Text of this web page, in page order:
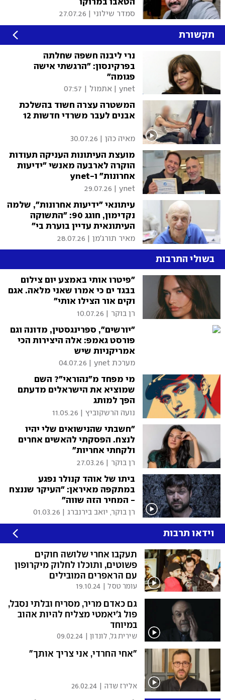
הטאבו במרוקו
סמדר שילוני 27.07.26
תקשורת
נרי ליבנה חשפה שחלתה
בפרקינסון: "הרגשתי אישה
פגומה"
ynet אתמול | 07:57
המשטרה עצרה חשוד בהשלכת
אבנים לעבר משרדי חדשות 12
מאיה כהן 30.07.26
מועצת העיתונות העניקה תעודות
הוקרה לארבעה מאנשי "ידיעות
אחרונות" ו-ynet
ynet
29.07.26
עיתונאי "ידיעות אחרונות", שלמה
נקדימון, חוגג 90: "התשוקה
העיתונאית עדיין בוערת בי"
מאיר תורג'מן 28.07.26
בשולי התרבות
"פיטרו אותי באמצע יום צילום
בבגד ים כי אמרו שאני מלאה. אגם
וקים אור הצילו אותי"
רן בוקר 10.07.26
"יורשים", ספרינגסטין, מדונה וגם
פורסט גאמפ: אלה היצירות הכי
אמריקניות שיש
מערכת ynet 04.07.26
מי מפחד מ"נהוראי"? השם
שמוציא את הישראלים מדעתם
הפך למותג
נועה הרשקוביץ 11.05.26
"חשבתי שהנישואים שלי יהיו
לנצח. הפסקתי להאשים אחרים
ולקחתי אחריות"
רן בוקר 27.03.26
ביתו של אוהד קנולר נפגע
במתקפה מאיראן: "העיקר שננצח
- המחיר הזה שווה"
רן בוקר, יואב בירנברג 01.03.26
וידאו תרבות
תעקבו אחרי שלושה חוקים
פשוטים, ותוכלו לחלוק מיקרופון
עם הראפרים המובילים
עומר טסל 19.10.24
גם כאדם מריר, מסריח ובלתי נסבל,
פול ג'יאמטי מצליח להיות אהוב
במיוחד
שירית גל, לונדון 09.02.24
"אחי החרדי, אני צריך אותך"
אלירז שדה 26.02.24